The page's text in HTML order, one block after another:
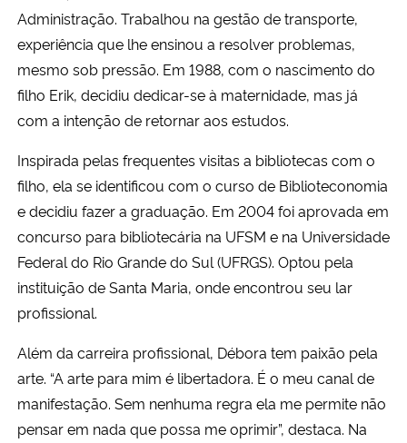
Administração. Trabalhou na gestão de transporte,
experiência que lhe ensinou a resolver problemas,
mesmo sob pressão. Em 1988, com o nascimento do
filho Erik, decidiu dedicar-se à maternidade, mas já
com a intenção de retornar aos estudos.
Inspirada pelas frequentes visitas a bibliotecas com o
filho, ela se identificou com o curso de Biblioteconomia
e decidiu fazer a graduação. Em 2004 foi aprovada em
concurso para bibliotecária na UFSM e na Universidade
Federal do Rio Grande do Sul (UFRGS). Optou pela
instituição de Santa Maria, onde encontrou seu lar
profissional.
Além da carreira profissional, Débora tem paixão pela
arte. “A arte para mim é libertadora. É o meu canal de
manifestação. Sem nenhuma regra ela me permite não
pensar em nada que possa me oprimir”, destaca. Na